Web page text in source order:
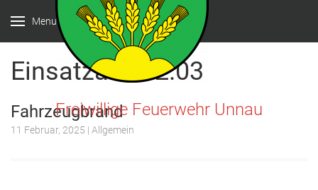
Menu
Freiwillige Feuerwehr Unnau
Einsatzart: B2.03
Fahrzeugbrand
11 Februar, 2025 | Allgemein